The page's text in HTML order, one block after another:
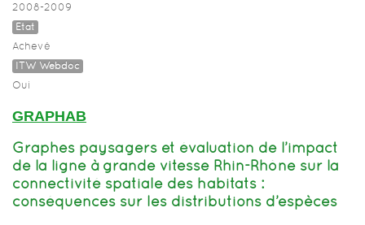
2008-2009
Etat
Achevé
ITW Webdoc
Oui
GRAPHAB
Graphes paysagers et évaluation de l’impact
de la ligne à grande vitesse Rhin-Rhône sur la
connectivité spatiale des habitats :
conséquences sur les distributions d’espèces